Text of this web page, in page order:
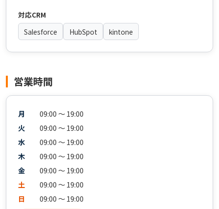
対応CRM
Salesforce
HubSpot kintone
営業時間
月
09:00 〜 19:00
火
09:00 〜 19:00
水
09:00 〜 19:00
木
09:00 〜 19:00
金
09:00 〜 19:00
土
09:00 〜 19:00
日
09:00 〜 19:00